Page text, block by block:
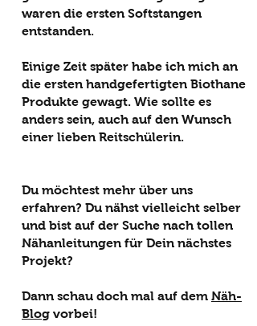
waren die ersten Softstangen
entstanden.
Einige Zeit später habe ich mich an
die ersten handgefertigten Biothane
Produkte gewagt. Wie sollte es
anders sein, auch auf den Wunsch
einer lieben Reitschülerin.
Du möchtest mehr über uns
erfahren? Du nähst vielleicht selber
und bist auf der Suche nach tollen
Nähanleitungen für Dein nächstes
Projekt?
Dann schau doch mal auf dem Näh-
Blog vorbei!